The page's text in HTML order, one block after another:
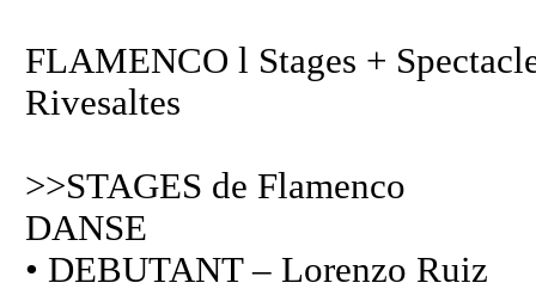
FLAMENCO l Stages +
Rivesaltes
>>STAGES de Flamenco
DANSE
• DEBUTANT – Lorenzo Ruiz